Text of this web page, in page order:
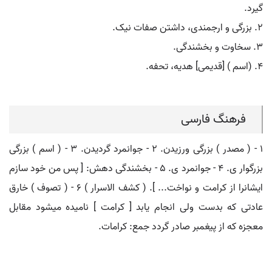
گیرد.
۲. بزرگی و ارجمندی، داشتن صفات نیک.
۳. سخاوت و بخشندگی.
۴. (اسم ) [قدیمی] هدیه، تحفه.
فرهنگ فارسی
۱ - ( مصدر ) بزرگی ورزیدن. ۲ - جوانمرد گردیدن. ۳ - ( اسم ) بزرگی
بزرگوار ی. ۴ - جوانمرد ی. ۵ - بخشندگی دهش: [ پس من خود سازم
ایشانرا از کرامت و نواخت... ]. ( کشف الاسرار ) ۶ - ( تصوف ) خارق
عادتی که بدست ولی انجام یابد [ کرامت ] نامیده میشود مقابل
معجزه که از پیغمبر صادر گردد جمع: کرامات.